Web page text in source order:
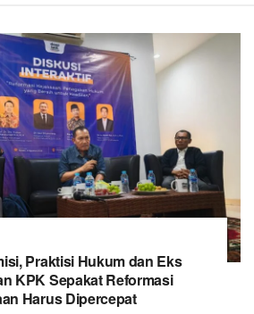
Praktisi Hukum dan Eks
KPK Sepakat Reformasi
Harus Dipercepat